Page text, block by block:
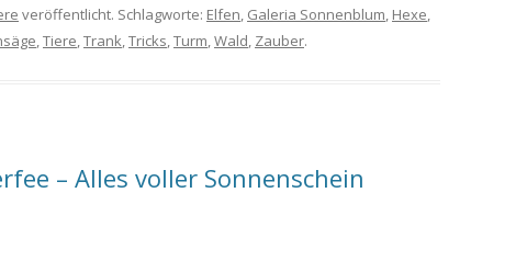
veröffentlicht. Schlagworte: Elfen, Galeria Sonnenblum, Hexe,
,Tiere,Trank,Tricks,Turm,Wald, Zauber.
– Alles voller Sonnenschein